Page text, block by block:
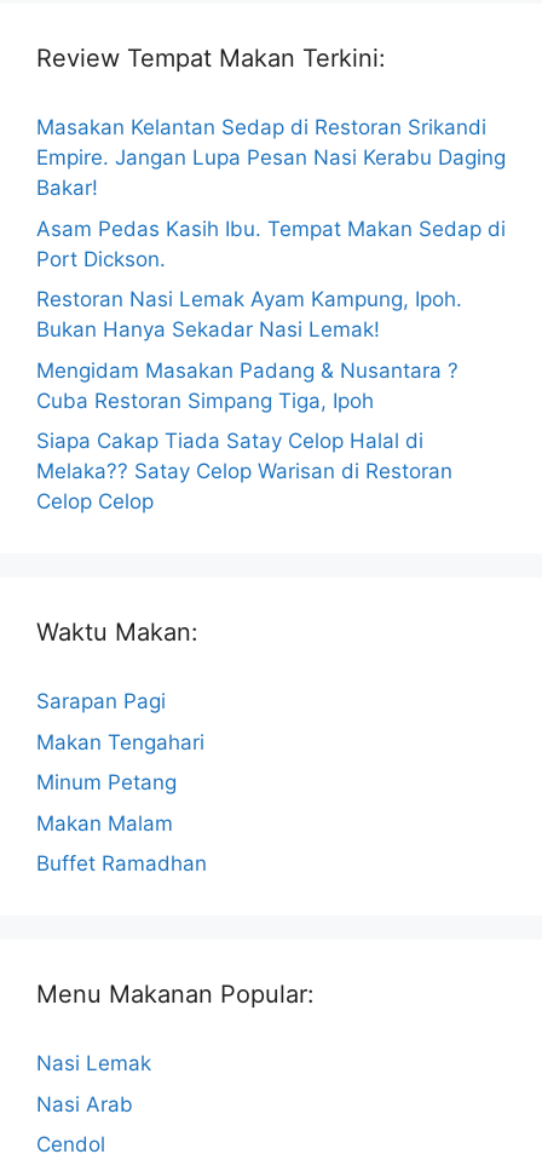
Review Tempat Makan Terkini:
Masakan Kelantan Sedap di Restoran Srikandi
Empire. Jangan Lupa Pesan Nasi Kerabu Daging
Bakar!
Asam Pedas Kasih Ibu. Tempat Makan Sedap di
Port Dickson.
Restoran Nasi Lemak Ayam Kampung, Ipoh.
Bukan Hanya Sekadar Nasi Lemak!
Mengidam Masakan Padang & Nusantara ?
Cuba Restoran Simpang Tiga, Ipoh
Siapa Cakap Tiada Satay Celop Halal di
Melaka?? Satay Celop Warisan di Restoran
Celop Celop
Waktu Makan:
Sarapan Pagi
Makan Tengahari
Minum Petang
Makan Malam
Buffet Ramadhan
Menu Makanan Popular:
Nasi Lemak
Nasi Arab
Cendol